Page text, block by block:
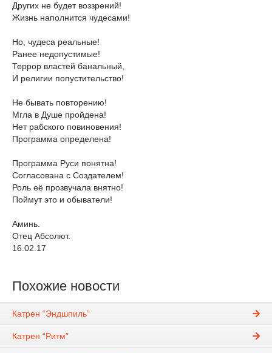
Других не будет воззрений!
Жизнь наполнится чудесами!
Но, чудеса реальные!
Ранее недопустимые!
Террор властей банальный,
И религии попустительство!
Не бывать повторению!
Мгла в Душе пройдена!
Нет рабского повиновения!
Программа определена!
Программа Руси понятна!
Согласована с Создателем!
Роль её прозвучала внятно!
Поймут это и обыватели!
Аминь.
Отец Абсолют.
16.02.17
Похожие новости
Катрен “Эндшпиль”
Катрен “Ритм”